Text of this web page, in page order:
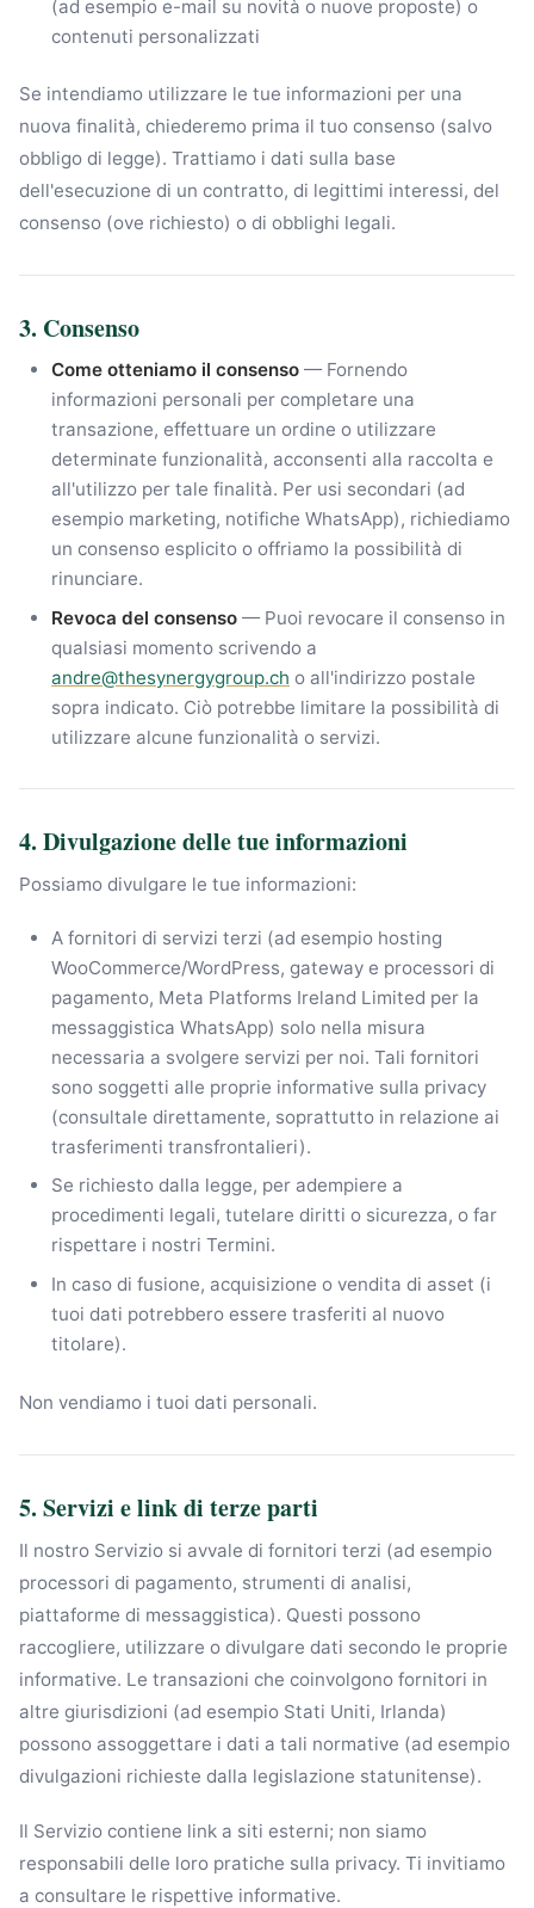
(ad esempio e-mail su novità o nuove proposte) o
contenuti personalizzati
Se intendiamo utilizzare le tue informazioni per una
nuova finalità, chiederemo prima il tuo consenso (salvo
obbligo di legge). Trattiamo i dati sulla base
dell'esecuzione di un contratto, di legittimi interessi, del
consenso (ove richiesto) o di obblighi legali.
3. Consenso
Come otteniamo il consenso — Fornendo
informazioni personali per completare una
transazione, effettuare un ordine o utilizzare
determinate funzionalità, acconsenti alla raccolta e
all'utilizzo per tale finalità. Per usi secondari (ad
esempio marketing, notifiche WhatsApp), richiediamo
un consenso esplicito o offriamo la possibilità di
rinunciare.
Revoca del consenso — Puoi revocare il consenso in
qualsiasi momento scrivendo a
andre@thesynergygroup.ch o all'indirizzo postale
sopra indicato. Ciò potrebbe limitare la possibilità di
utilizzare alcune funzionalità o servizi.
4. Divulgazione delle tue informazioni
Possiamo divulgare le tue informazioni:
A fornitori di servizi terzi (ad esempio hosting
WooCommerce/WordPress, gateway e processori di
pagamento, Meta Platforms Ireland Limited per la
messaggistica WhatsApp) solo nella misura
necessaria a svolgere servizi per noi. Tali fornitori
sono soggetti alle proprie informative sulla privacy
(consultale direttamente, soprattutto in relazione ai
trasferimenti transfrontalieri).
Se richiesto dalla legge, per adempiere a
procedimenti legali, tutelare diritti o sicurezza, o far
rispettare i nostri Termini.
In caso di fusione, acquisizione o vendita di asset (i
tuoi dati potrebbero essere trasferiti al nuovo
titolare).
Non vendiamo i tuoi dati personali.
5. Servizi e link di terze parti
Il nostro Servizio si avvale di fornitori terzi (ad esempio
processori di pagamento, strumenti di analisi,
piattaforme di messaggistica). Questi possono
raccogliere, utilizzare o divulgare dati secondo le proprie
informative. Le transazioni che coinvolgono fornitori in
altre giurisdizioni (ad esempio Stati Uniti, Irlanda)
possono assoggettare i dati a tali normative (ad esempio
divulgazioni richieste dalla legislazione statunitense).
Il Servizio contiene link a siti esterni; non siamo
responsabili delle loro pratiche sulla privacy. Ti invitiamo
a consultare le rispettive informative.